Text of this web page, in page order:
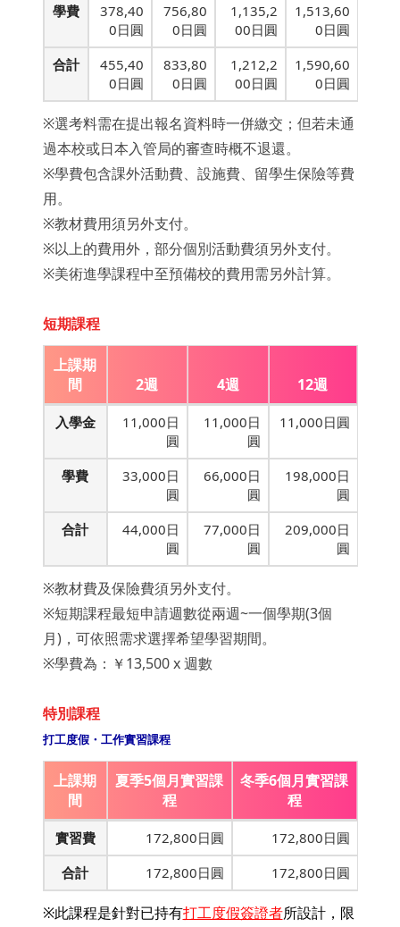
學費
378,40
0日圓
756,80
0日圓
1,135,2
00日圓
1,513,60
0日圓
合計
455,40
0日圓
833,80
0日圓
1,212,2
00日圓
1,590,60
0日圓
※選考料需在提出報名資料時一併繳交；但若未通
過本校或日本入管局的審查時概不退還。
※學費包含課外活動費、設施費、留學生保險等費
用。
※教材費用須另外支付。
※以上的費用外，部分個別活動費須另外支付。
※美術進學課程中至預備校的費用需另外計算。
短期課程
上課期
間
2週 4週 12週
入學金
11,000日
圓
11,000日
圓
11,000日圓
學費
33,000日
圓
66,000日
圓
198,000日
圓
合計
44,000日
圓
77,000日
圓
209,000日
圓
※教材費及保險費須另外支付。
※短期課程最短申請週數從兩週~一個學期(3個
月)，可依照需求選擇希望學習期間。
※學費為：￥13,500 x 週數
特別課程
打工度假・工作實習課程
上課期
間
夏季5個月實習課
程
冬季6個月實習課
程
實習費 172,800日圓
172,800日圓
合計
172,800日圓 172,800日圓
※此課程是針對已持有打工度假簽證者所設計，限